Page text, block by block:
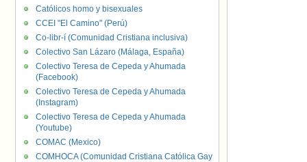
Católicos homo y bisexuales
CCEI "El Camino" (Perú)
Co-libr-í (Comunidad Cristiana inclusiva)
Colectivo San Lázaro (Málaga, España)
Colectivo Teresa de Cepeda y Ahumada
(Facebook)
Colectivo Teresa de Cepeda y Ahumada
(Instagram)
Colectivo Teresa de Cepeda y Ahumada
(Youtube)
COMAC (Mexico)
COMHOCA (Comunidad Cristiana Católica Gay